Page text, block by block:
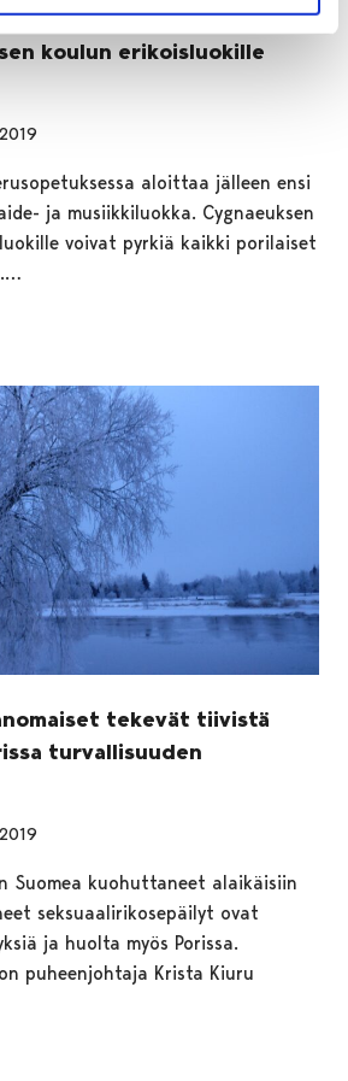
koulun erikoisluokille
aloittaa jälleen ensi
ja musiikkiluokka. Cygnaeuksen
voivat pyrkiä kaikki porilaiset
tekevät tiivistä
turvallisuuden
Suomea kuohuttaneet alaikäisiin
seksuaalirikosepäilyt ovat
ja huolta myös Porissa.
puheenjohtaja Krista Kiuru